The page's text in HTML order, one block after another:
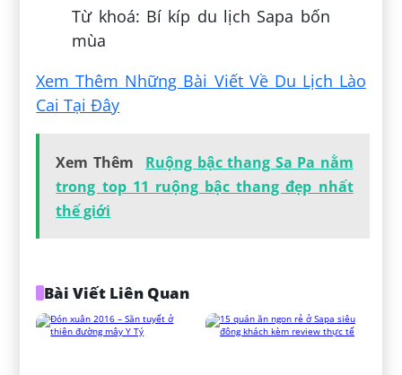
Từ khoá: Bí kíp du lịch Sapa bốn
mùa
Xem Thêm Những Bài Viết Về Du Lịch Lào
Cai Tại Đây
Xem Thêm
Ruộng bậc thang Sa Pa nằm
trong top 11 ruộng bậc thang đẹp nhất
thế giới
Bài Viết Liên Quan